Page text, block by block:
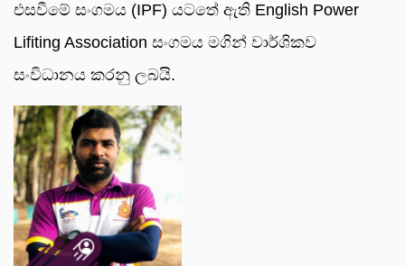
එසවීමේ සංගමය (IPF) යටතේ ඇති English Power
Lifiting Association සංගමය මගින් වාර්ශිකව
සංවිධානය කරනු ලබයි.